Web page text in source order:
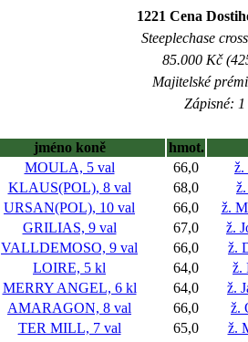
1221 Cena
Steeplechase
85.000 Kč
Majitelské
Zápisné:
jméno koně
hmot.
MOULA, 5 val 66,0
ž.
KLAUS(POL), 8 val 68,0
URSAN(POL), 10 val 66,0
ž.
GRILIAS, 9 val 67,0
ž.
VALLDEMOSO, 9 val 66,0
ž.
LOIRE, 5 kl 64,0
ž.
MERRY ANGEL, 6 kl 64,0
ž.
AMARAGON, 8 val 66,0
ž.
TER MILL, 7 val 65,0
ž.